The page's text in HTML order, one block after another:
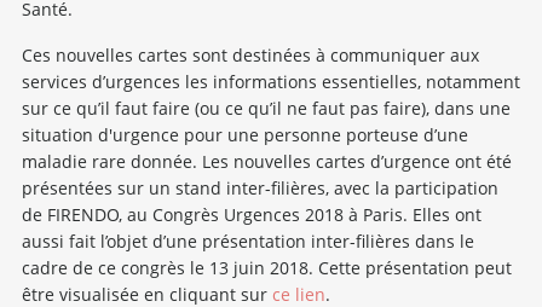
Santé.
Ces nouvelles cartes sont destinées à communiquer aux
services d’urgences les informations essentielles, notamment
sur ce qu’il faut faire (ou ce qu’il ne faut pas faire), dans une
situation d'urgence pour une personne porteuse d’une
maladie rare donnée. Les nouvelles cartes d’urgence ont été
présentées sur un stand inter-filières, avec la participation
de FIRENDO, au Congrès Urgences 2018 à Paris. Elles ont
aussi fait l’objet d’une présentation inter-filières dans le
cadre de ce congrès le 13 juin 2018. Cette présentation peut
être visualisée en cliquant sur ce lien.